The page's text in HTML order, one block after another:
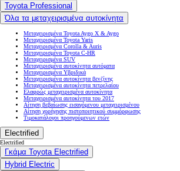
Toyota Professional
Όλα τα μεταχειρισμένα αυτοκίνητα
Μεταχειρισμένα Toyota Aygo X & Aygo
Μεταχειρισμένα Toyota Yaris
Μεταχειρισμένα Corolla & Auris
Μεταχειρισμένα Toyota C-HR
Μεταχειρισμένα SUV
Μεταχειρισμένα αυτοκίνητα αυτόματα
Μεταχειρισμένα Υβριδικά
Μεταχειρισμένα αυτοκίνητα βενζίνης
Μεταχειρισμένα αυτοκίνητα πετρελαίου
Ελαφρώς μεταχειρισμένα αυτοκίνητα
Μεταχειρισμένα αυτοκίνητα του 2017
Αίτηση βεβαίωσης εισαγόμενου μεταχειρισμένου
Αίτηση χορήγησης πιστοποιητικού συμμόρφωσης
Τιμοκατάλογοι προηγούμενων ετών
Electrified
Electrified
Γκάμα Toyota Electrified
Hybrid Electric